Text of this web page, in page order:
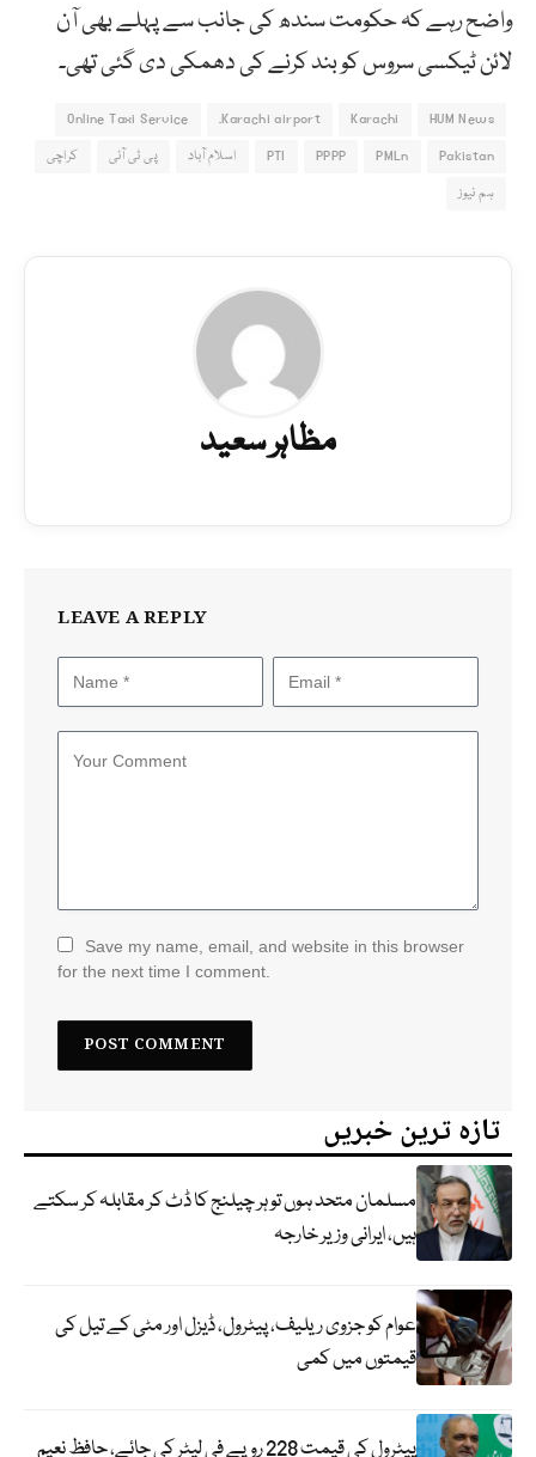
واضح رہے کہ حکومت سندھ کی جانب سے پہلے بھی آن
لائن ٹیکسی سروس کو بند کرنے کی دھمکی دی گئی تھی۔
HUM News
Karachi
Karachi airport.
Online Taxi Service
Pakistan
PMLn
PPPP
PTI اسلام آباد پی ٹی آئی
کراچی
ہم نیوز
مظاہر سعید
LEAVE A REPLY
Save my name, email, and website in this browser
for the next time I comment.
تازہ ترین خبریں
مسلمان متحد ہوں تو ہر چیلنج کا ڈٹ کر مقابلہ کر سکتے
ہیں، ایرانی وزیر خارجہ
عوام کو جزوی ریلیف، پیٹرول، ڈیزل اور مٹی کے تیل کی
قیمتوں میں کمی
پیٹرول کی قیمت 228 روپے فی لیٹر کی جائے، حافظ نعیم